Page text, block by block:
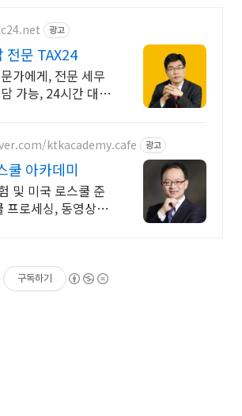
광고
전문 TAX24
가에게, 전문 세무
가능, 24시간 대기
ktkacademy.cafe 광고
쿨 아카데미
및 미국 로스쿨 준
프로세싱, 동영상 강
구독하기